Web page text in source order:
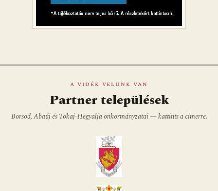
A VIDÉK VELÜNK VAN
Partner települések
Borsod, Abaúj és Tokaj-Hegyalja önkormányzatai — kattints a címerre.